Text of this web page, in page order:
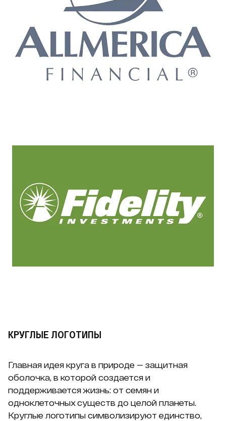
КРУГЛЫЕ ЛОГОТИПЫ
Главная идея круга в природе — защитная
оболочка, в которой создается и
поддерживается жизнь: от семян и
одноклеточных существ до целой планеты.
Круглые логотипы символизируют единство,